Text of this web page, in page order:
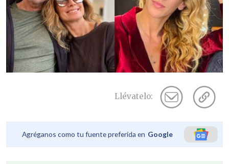
Llévatelo:
Agréganos como tu fuente preferida en Google